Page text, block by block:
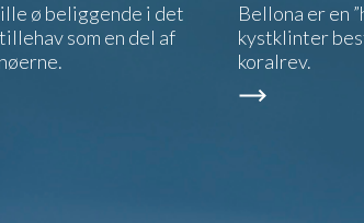
ø beliggende i det
som en del af
Bellona er en
kystklinter
koralrev.